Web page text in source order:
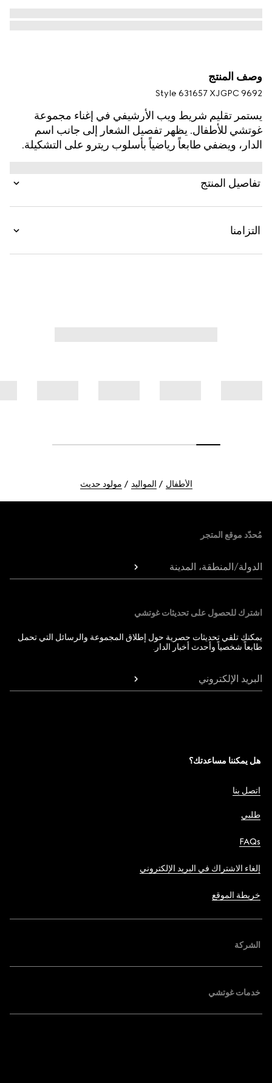
وصف المنتج
Style ‎631657 XJGPC 9692
يستمر تقليم شريط ويب الأرشيفي في إغناء مجموعة
غوتشي للأطفال. يظهر تفصيل الشعار إلى جانب اسم
الدار، ويضفي طابعاً رياضياً بأسلوب ريترو على التشكيلة.
ويب باللونين الأزرق والأحمر.
تفاصيل المنتج
التزامنا
الأطفال المواليد مولود حديث
مُحدّد موقع المتجر
الدولة/المنطقة، المدينة
اشترك للحصول على تحديثات غوتشي
يمكنك تلقي تحديثات حصرية حول إطلاق المجموعة والرسائل التي تحمل
طابعاً شخصياً وأحدث أخبار الدار.
البريد الإلكتروني
هل يمكننا مساعدتك؟
اتصل بنا
طلبي
FAQs
إلغاء الاشتراك في البريد الإلكتروني
خريطة الموقع
الشركة
خدمات غوتشي